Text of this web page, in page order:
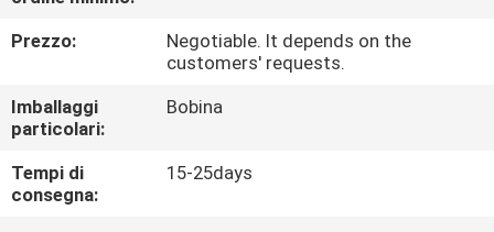
DI
CONTATTICI
Prezzo:
Negotiable. It depends on the
customers' requests.
Imballaggi
particolari:
Bobina
Tempi di
consegna:
15-25days